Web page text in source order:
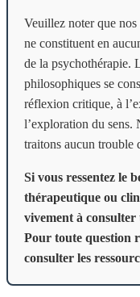
Veuillez noter que
ne constituent en
de la psychothérapie.
philosophiques se
réflexion critique, à
l’exploration du sens.
traitons aucun trouble
Si vous ressentez le
thérapeutique ou
vivement à
Pour toute question
consulter les